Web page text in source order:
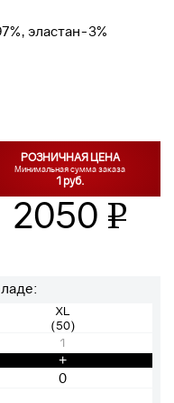
эластан-3%
РОЗНИЧНАЯ ЦЕНА
Минимальная сумма заказа
1 руб.
2050 v
XL
(50)
1
+